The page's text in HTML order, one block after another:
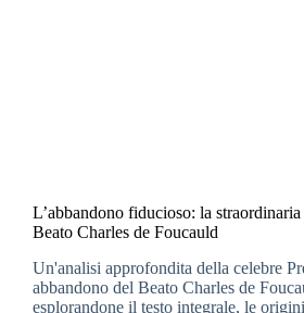
L’abbandono fiducioso: la
Beato Charles de Foucauld
Un'analisi approfondita della celebre
abbandono del Beato Charles de
esplorandone il testo integrale, le